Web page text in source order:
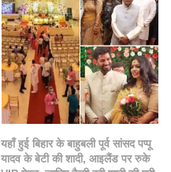
यहाँ हुई बिहार के बाहुबली पूर्व सांसद पप्पू
यादव के बेटी की शादी, आइलैंड पर रुके